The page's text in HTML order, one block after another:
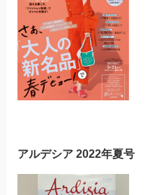
アルデシア 2022年夏号